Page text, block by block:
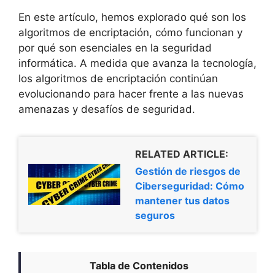
En este artículo, hemos explorado qué son los
algoritmos de encriptación, cómo funcionan y
por qué son esenciales en la seguridad
informática. A medida que avanza la tecnología,
los algoritmos de encriptación continúan
evolucionando para hacer frente a las nuevas
amenazas y desafíos de seguridad.
RELATED ARTICLE:
Gestión de riesgos de
Ciberseguridad: Cómo
mantener tus datos
seguros
Tabla de Contenidos